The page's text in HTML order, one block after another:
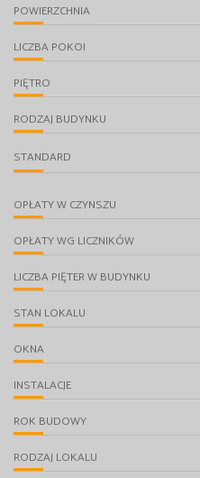
POWIERZCHNIA
LICZBA POKOI
PIĘTRO
RODZAJ BUDYNKU
STANDARD
OPŁATY W CZYNSZU
OPŁATY WG LICZNIKÓW
LICZBA PIĘTER W BUDYNKU
STAN LOKALU
OKNA
INSTALACJE
ROK BUDOWY
RODZAJ LOKALU